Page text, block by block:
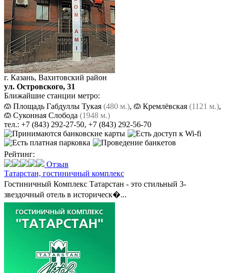
г. Казань, Вахитовский район
ул. Островского, 31
Ближайшие станции метро:
Площадь Габдуллы Тукая (480 м.), Кремлёвская (1121 м.),
Суконная Слобода (1948 м.)
тел.: +7 (843) 292-27-50, +7 (843) 292-56-70
Рейтинг:
Отзыв
Татарстан, гостиничный комплекс
Гостиничный Комплекс Татарстан - это стильный 3-
звездочный отель в историческ�...